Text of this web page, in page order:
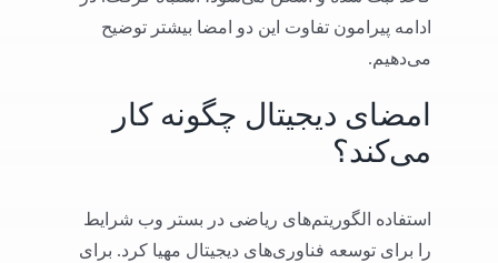
ادامه پیرامون تفاوت این دو امضا بیشتر توضیح
می‌دهیم.
امضای دیجیتال چگونه کار
می‌کند؟
استفاده الگوریتم‌های ریاضی در بستر وب شرایط
را برای توسعه فناوری‌های دیجیتال مهیا کرد. برای